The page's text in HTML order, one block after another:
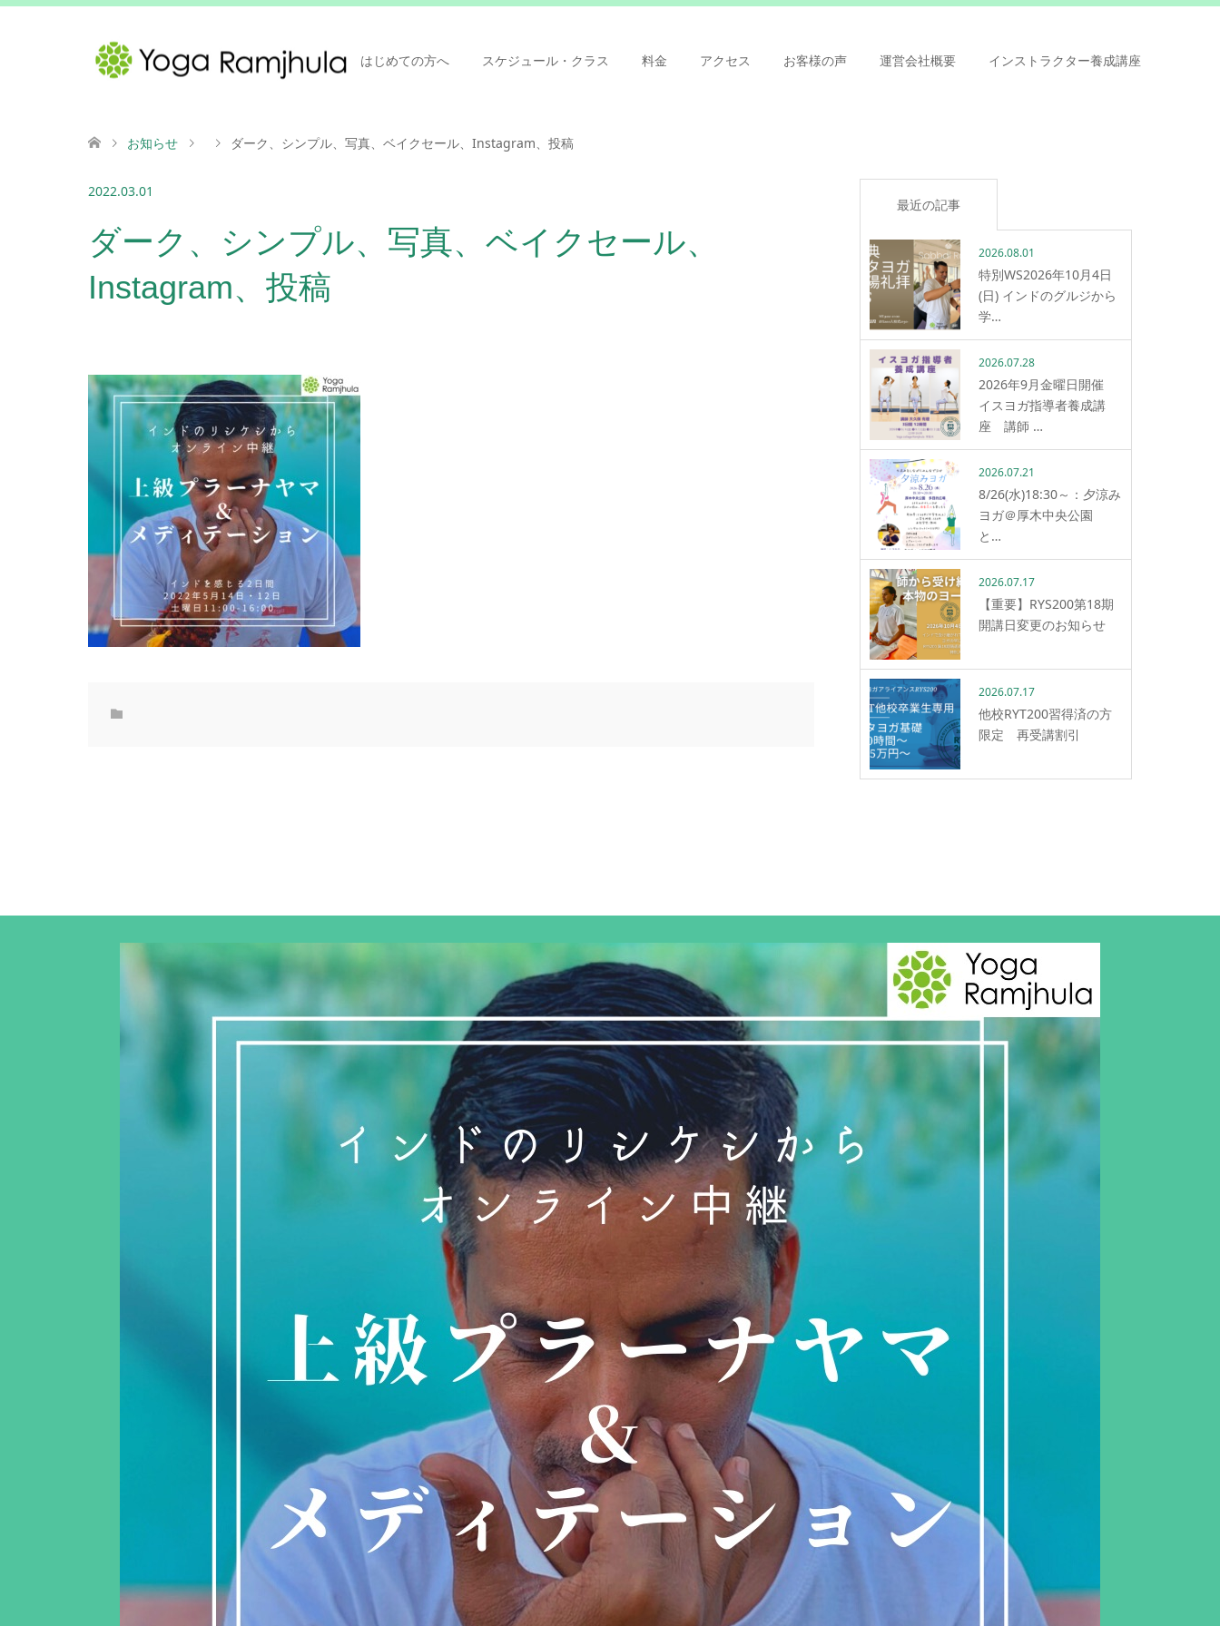
はじめての方へ スケジュール・クラス 料金 アクセス お客様の声 運営会社概要 インストラクター養成講座
お知らせ ダーク、シンプル、写真、ベイクセール、Instagram、投稿
2022.03.01
ダーク、シンプル、写真、ベイクセール、
Instagram、投稿
最近の記事
2026.08.01
特別WS2026年10月4日
(日) インドのグルジから
学…
2026.07.28
2026年9月金曜日開催
イスヨガ指導者養成講
座 講師 …
2026.07.21
8/26(水)18:30～：夕涼み
ヨガ＠厚木中央公園
と…
2026.07.17
【重要】RYS200第18期
開講日変更のお知らせ
2026.07.17
他校RYT200習得済の方
限定 再受講割引